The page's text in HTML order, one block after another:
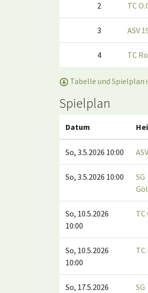
2 TC
3 ASV
4 TC
Tabelle und Spielplan
Spielplan
Datum
So, 3.5.2026 10:00
So, 3.5.2026 10:00
SG
So, 10.5.2026
10:00
TC
So, 10.5.2026
10:00
So, 17.5.2026
SG